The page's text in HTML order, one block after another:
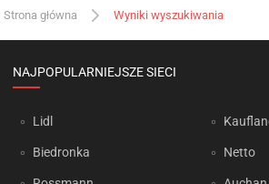
Strona główna Wyniki wyszukiwania
NAJPOPULARNIEJSZE SIECI
Lidl
Biedronka Netto